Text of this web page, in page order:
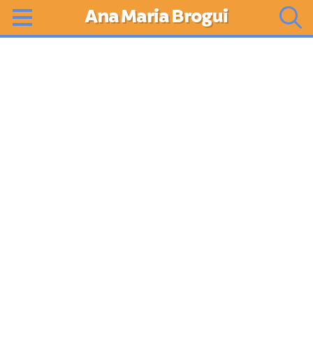
Ana Maria Brogui